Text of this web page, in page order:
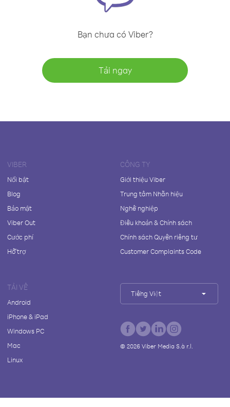
Bạn chưa có Viber?
Tải ngay
VIBER
Nổi bật
Blog
Bảo mật
Viber Out
Cước phí
Hỗ trợ
CÔNG TY
Giới thiệu Viber
Trung tâm Nhãn hiệu
Nghề nghiệp
Điều khoản & Chính sách
Chính sách Quyền riêng tư
Customer Complaints Code
TẢI VỀ
Android
iPhone & iPad
Windows PC
Mac
Linux
Tiếng Việt
© 2026Viber Media S.à r.l.